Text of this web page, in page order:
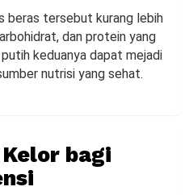
beras tersebut kurang lebih
dan protein yang
keduanya dapat mejadi
nutrisi yang sehat.
bagi